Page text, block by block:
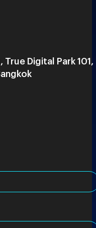
Digital Park 101,